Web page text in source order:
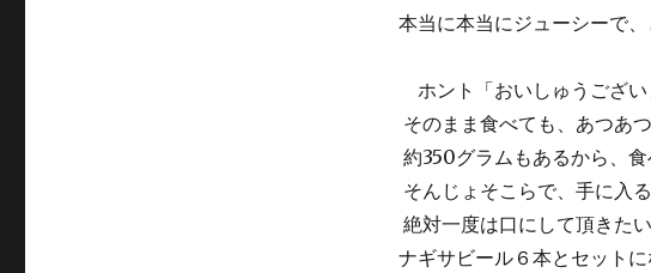
本当に本当にジューシーで、
ホント「おいしゅうござい
そのまま食べても、あつあ
約350グラムもあるから、食
そんじょそこらで、手に入る
絶対一度は口にして頂きた
ナギサビール６本とセット